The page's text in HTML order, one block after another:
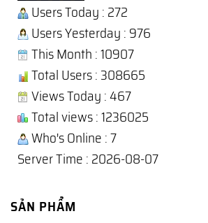
Users Today : 272
Users Yesterday : 976
This Month : 10907
Total Users : 308665
Views Today : 467
Total views : 1236025
Who's Online : 7
Server Time : 2026-08-07
SẢN PHẨM